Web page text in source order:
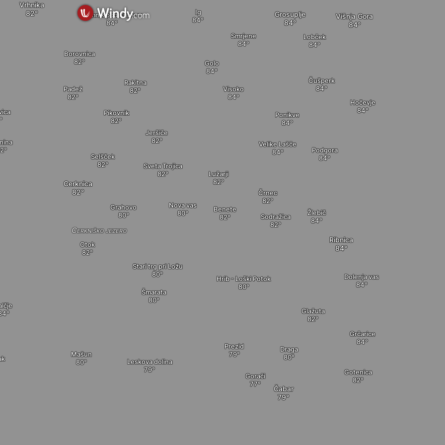
Ig
Višnja Gora
Grosuplje
Dolenja vas
Draga
Čabar
Gorači
Grčarice
Hrib - Loški Potok
Glažuta
Gotenica
Ribnica
Žlebič
Podgora
Sodražica
Črnec
Grahovo
Stari trg pri Ložu
Lužarji
Sveta Trojica
Benete
Nova vas
Cerknica
Selšček
Otok
Cerkniško jezero
Golo
Visoko
Pikovnik
Rakitna
Jeršiče
Smrjene
Ponikve
Velike Lašče
Hočevje
Čušperk
Lobček
Borovnica
Padež
Mašun
Prezid
Šmarata
Leskova dolina
Kamnik pod Krimom
Vrhnika